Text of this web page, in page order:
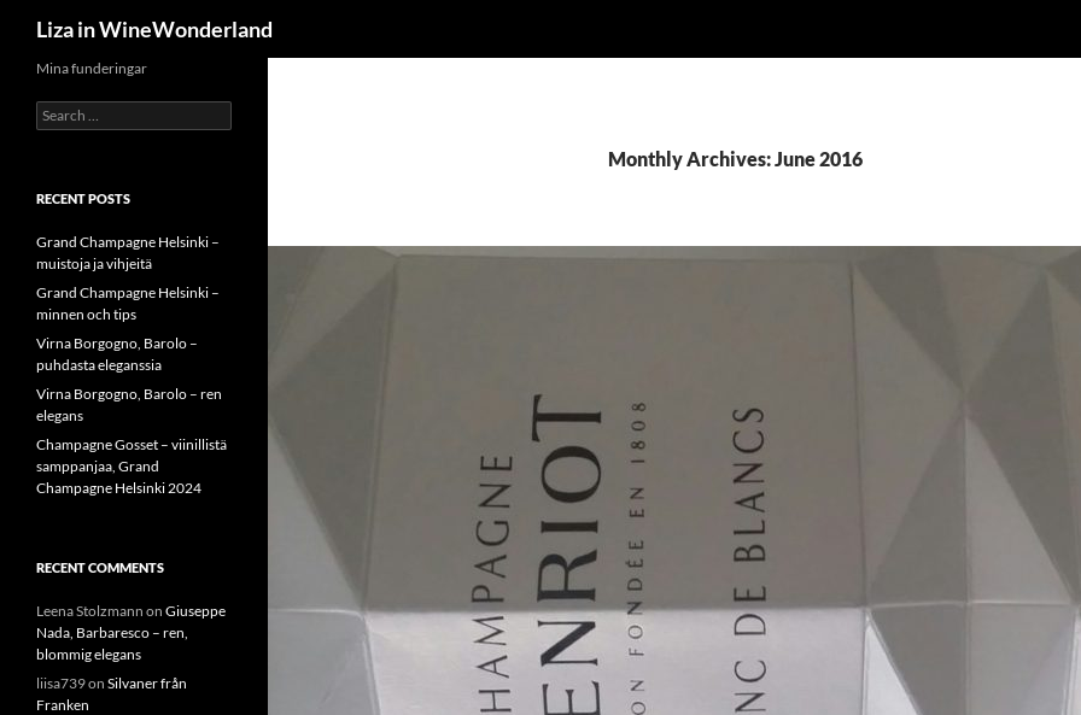
content
Liza in WineWonderland
Monthly Archives: June 2016
Mina funderingar
Search
for:
RECENT POSTS
Grand Champagne Helsinki –
muistoja ja vihjeitä
Grand Champagne Helsinki –
minnen och tips
Virna Borgogno, Barolo –
puhdasta eleganssia
Virna Borgogno, Barolo – ren
elegans
Champagne Gosset – viinillistä
samppanjaa, Grand
Champagne Helsinki 2024
RECENT COMMENTS
Leena Stolzmann on Giuseppe
Nada, Barbaresco – ren,
blommig elegans
liisa739on Silvaner från
Franken